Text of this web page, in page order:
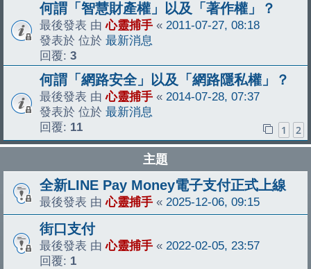
何謂「智慧財產權」以及「著作權」？
最後發表 由心靈捕手 « 2011-07-27, 08:18
發表於 位於 最新消息
回覆: 3
何謂「網路安全」以及「網路隱私權」？
最後發表 由心靈捕手 « 2014-07-28, 07:37
發表於 位於 最新消息
回覆: 11 1 2
主題
全新LINE Pay Money電子支付正式上線
最後發表 由心靈捕手 « 2025-12-06, 09:15
街口支付
最後發表 由心靈捕手 « 2022-02-05, 23:57
回覆: 1